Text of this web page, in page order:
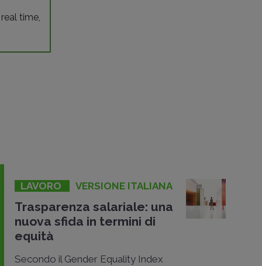
time,
LAVORO VERSIONE ITALIANA
Trasparenza salariale: una
nuova sfida in termini di
equità
Secondo il Gender Equality Index